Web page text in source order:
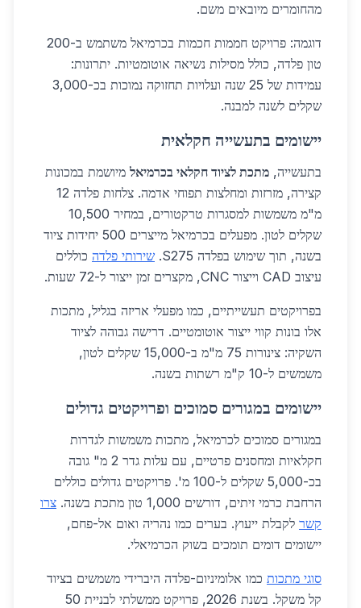
מהחומרים מיובאים משם.
דוגמה: פרויקט חממות חכמות בכרמיאל משתמש ב-200
טון פלדה, כולל מסילות נשיאה אוטומטיות. יתרונות:
עמידות של 25 שנה ועלויות תחזוקה נמוכות בכ-3,000
שקלים לשנה למבנה.
יישומים בתעשייה חקלאית
בתעשייה, מתכת לציוד חקלאי בכרמיאל מיושמת במכונות
קצירה, מזרזות ומחלצות תפוחי אדמה. צלחות פלדה 12
מ"מ משמשות למסגרות טרקטורים, במחיר 10,500
שקלים לטון. מפעלים בכרמיאל מייצרים 500 יחידות ציוד
בשנה, תוך שימוש בפלדה S275.
שירותי פלדה כוללים
עיצוב CAD וייצור CNC, מקצרים זמן ייצור ל-72 שעות.
בפרויקטים תעשייתיים, כמו מפעלי אריזה בגליל, מתכות
אלו בונות קווי ייצור אוטומטיים. דרישה גבוהה לציוד
השקיה: צינורות 75 מ"מ ב-15,000 שקלים לטון,
משמשים ל-10 ק"מ רשתות בשנה.
יישומים במגורים סמוכים ופרויקטים גדולים
במגורים סמוכים לכרמיאל, מתכות משמשות לגדרות
חקלאיות ומחסנים פרטיים, עם עלות גדר 2 מ" גובה
בכ-5,000 שקלים ל-100 מ'. פרויקטים גדולים כוללים
הרחבת כרמי זיתים, דורשים 1,000 טון מתכת בשנה.
צרו
קשר לקבלת ייעוץ. בערים כמו נהריה ואום אל-פחם,
יישומים דומים תומכים בשוק הכרמיאלי.
סוגי מתכות כמו אלומיניום-פלדה היברידי משמשים בציוד
קל משקל. בשנת 2026, פרויקט ממשלתי לבניית 50